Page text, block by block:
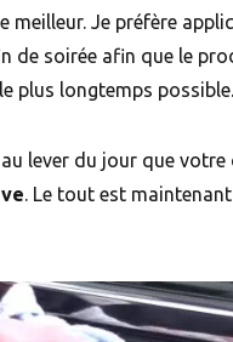
meilleur. Je préfère
de soirée afin que le
plus longtemps possible.
lever du jour que votre
. Le tout est